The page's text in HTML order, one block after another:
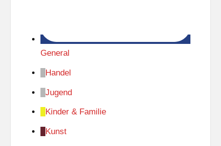
General
Handel
Jugend
Kinder & Familie
Kunst